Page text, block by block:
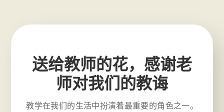
送给教师的花，感谢老
师对我们的教诲
教学在我们的生活中扮演着最重要的角色之一。